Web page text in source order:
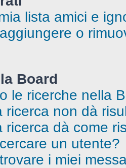
lista amici e
o
Board
le ricerche nella
ricerca non dà
ricerca dà come
un utente?
i miei